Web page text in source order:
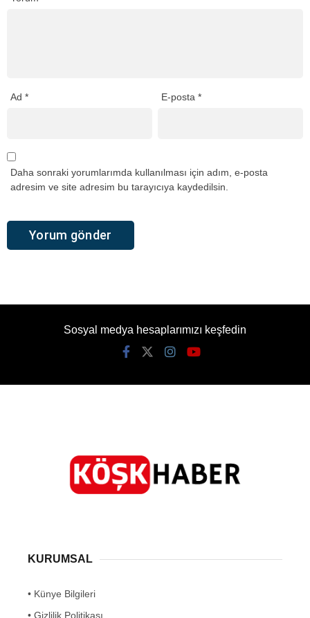
Ad * E-posta*
Daha sonraki yorumlarımda kullanılması için adım, e-posta
adresim ve site adresim bu tarayıcıya kaydedilsin.
Sosyal medya hesaplarımızı keşfedin
KURUMSAL
• Künye Bilgileri
• Gizlilik Politikası